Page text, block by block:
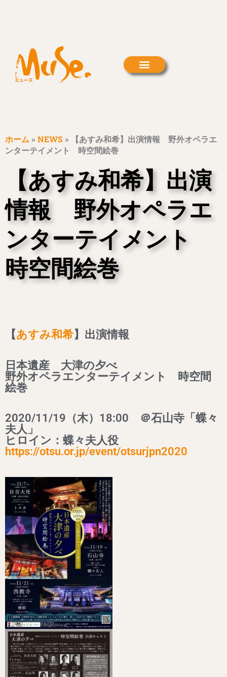
ホーム » NEWS »
【あすみ和希】出演情報 野外オペラエ
ンターテイメント 時空間絵巻
【あすみ和希】出演
情報 野外オペラエ
ンターテイメント
時空間絵巻
【あすみ和希】出演情報
日本遺産 大津の夕べ
野外オペラエンターテイメント 時空間
絵巻
2020/11/19（木）18:00 ＠石山寺「蝶々
夫人」
ヒロイン：蝶々夫人役
https://otsu.or.jp/event/otsurjpn2020